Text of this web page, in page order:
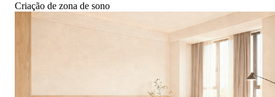
Criação de zona de sono